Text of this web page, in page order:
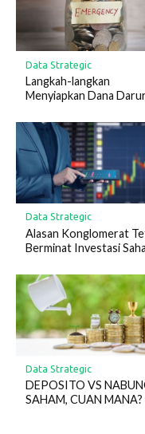
Data Strategic
Langkah-langkan
Menyiapkan Dana
Data Strategic
Alasan Konglomerat
Berminat Investasi
Data Strategic
DEPOSITO VS
SAHAM, CUAN MANA?